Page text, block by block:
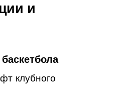
и
клубного